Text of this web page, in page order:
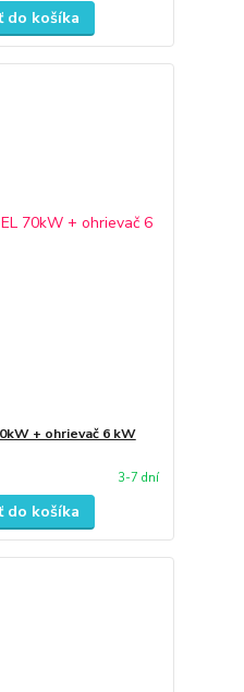
do košíka
+ ohrievač 6 kW
3-7 dní
do košíka